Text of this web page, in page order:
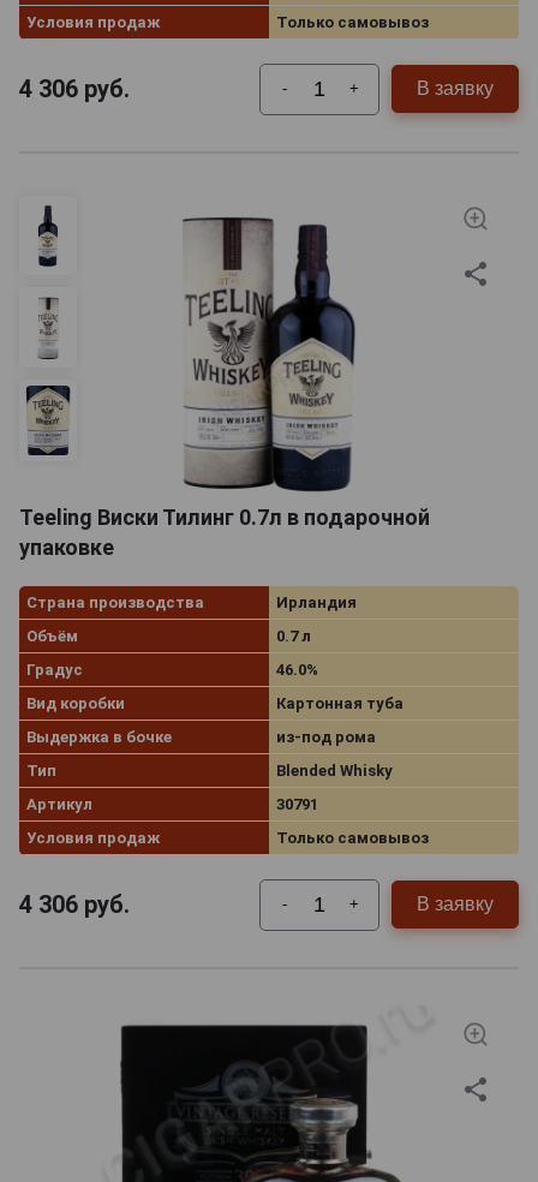
Условия продаж
Только самовывоз
4 306 руб. - + В заявку
Teeling Виски Тилинг 0.7л в подарочной
упаковке
Страна производства
Ирландия
Объём
0.7 л
Градус
46.0%
Вид коробки
Картонная туба
Выдержка в бочке
из-под рома
Тип
Blended Whisky
Артикул
30791
Условия продаж
Только самовывоз
4 306 руб. - + В заявку